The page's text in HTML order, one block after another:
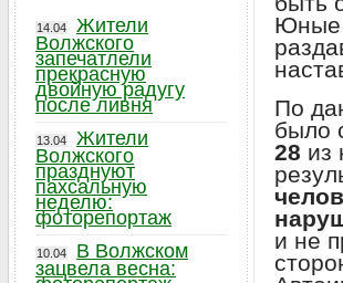
Юные
По
было
28 из
и не
14.04
Жители
Волжского
запечатлели
прекрасную
двойную радугу
после ливня
13.04
Жители
Волжского
празднуют
пахсальную
неделю:
фоторепортаж
10.04
В Волжском
зацвела весна: